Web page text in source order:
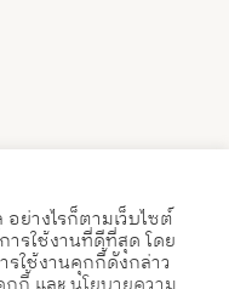
ของเราทาง Facebook
ย่างไรก็ตามเว็บไซต์
รใช้งานที่ดีที่สุด โดย
ใช้งานคุกกี้ดังกล่าว